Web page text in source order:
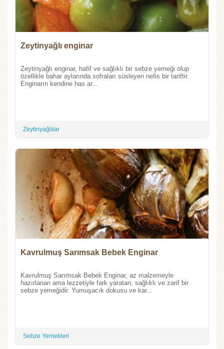
Zeytinyağlı enginar
Zeytinyağlı enginar, hafif ve sağlıklı bir sebze yemeği olup
özellikle bahar aylarında sofraları süsleyen nefis bir tariftir.
Enginarın kendine has ar...
Zeytinyağlılar
Kavrulmuş Sarımsak Bebek Enginar
Kavrulmuş Sarımsak Bebek Enginar, az malzemeyle
hazırlanan ama lezzetiyle fark yaratan, sağlıklı ve zarif bir
sebze yemeğidir. Yumuşacık dokusu ve kar...
Sebze Yemekleri